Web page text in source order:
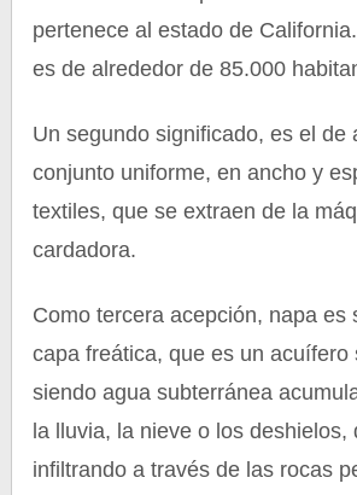
pertenece al estado de
es de alrededor de 85.000
Un segundo significado, es el de
conjunto uniforme, en ancho y
textiles, que se extraen de la
cardadora.
Como tercera acepción, napa es
capa freática, que es un acuífero
siendo agua subterránea
la lluvia, la nieve o los deshielos,
infiltrando a través de las rocas